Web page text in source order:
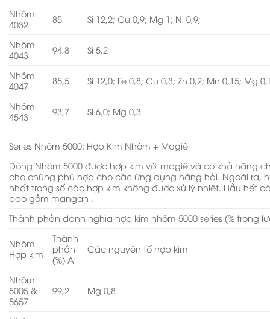
Nhôm
4032
85 Si 12,2; Cu 0,9; Mg 1; Ni 0,9;
Nhôm
4043
94,8 Si 5,2
Nhôm
4047
85,5 Si 12,0; Fe 0,8; Cu 0,3; Zn 0,2; Mn 0,15; Mg
Nhôm
4543
93,7 Si 6,0; Mg 0,3
Series Nhôm 5000: Hợp Kim Nhôm + Magiê
Dòng Nhôm 5000 được hợp kim với magiê và có khả năng
cho chúng phù hợp cho các ứng dụng hàng hải. Ngoài ra,
nhất trong số các hợp kim không được xử lý nhiệt. Hầu hết
bao gồm mangan .
Thành phần danh nghĩa hợp kim nhôm 5000 series (% trọng
Nhôm
Hợp kim
Thành
phần
(%) Al
Các nguyên tố hợp kim
Nhôm
5005 &
5657
99,2 Mg 0,8